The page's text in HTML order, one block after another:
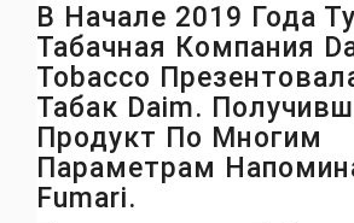
В Начале 2019 Года
Табачная Компания
Tobacco
Табак Daim.
Продукт По Многим
Параметрам
Fumari.